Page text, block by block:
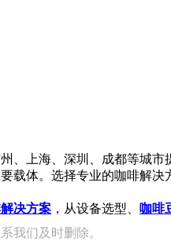
、上海、深圳、成都等城市
载体。选择专业的咖啡解
决方案 ，从设备选型、 咖啡
我们及时删除。